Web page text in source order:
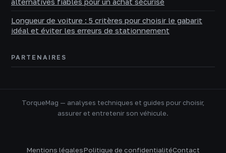
Longueur de voiture : 5 critères pour choisir le gabarit
idéal et éviter les erreurs de stationnement
PARTENAIRES
TorqueMag — analyses techniques et guides pour choisir,
assurer et entretenir son véhicule.
Mentions légalesPolitique de confidentialitéContact